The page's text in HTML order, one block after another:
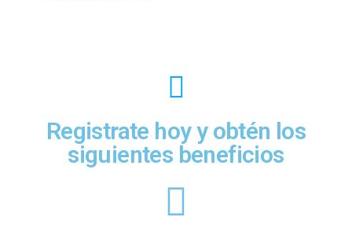
Registrate hoy y obtén los
siguientes beneficios